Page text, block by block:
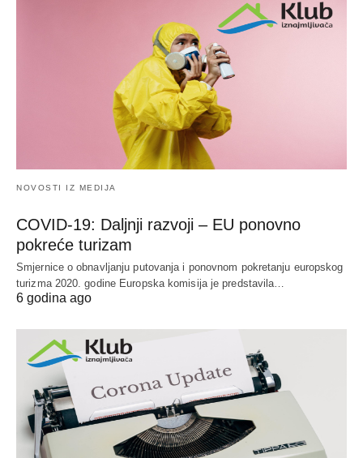
NOVOSTI IZ MEDIJA
COVID-19: Daljnji razvoji – EU ponovno
pokreće turizam
Smjernice o obnavljanju putovanja i ponovnom pokretanju europskog
turizma 2020. godine Europska komisija je predstavila…
6 godina ago